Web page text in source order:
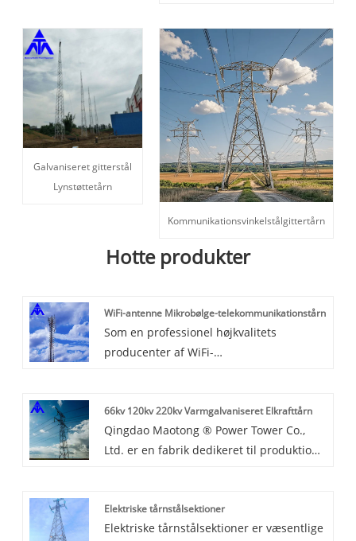
Galvaniseret gitterstål
Lynstøttetårn
Kommunikationsvinkelstålgittertårn
Hotte produkter
WiFi-antenne Mikrobølge-telekommunikationstårn
Som en professionel højkvalitets
producenter af WiFi-
antennemikrobølgetelekommunikationstårn
fra Mao Tong, og vi vil tilbyde dig den
bedste eftersalgsservice og rettidig
66kv 120kv 220kv Varmgalvaniseret Elkrafttårn
Qingdao Maotong ® Power Tower Co.,
Ltd. er en fabrik dedikeret til produktion
120kv 220kv Hot Galvanized Electric
Power Tower, Electrical Steel Tangent
Elektriske tårnstålsektioner
Elektriske tårnstålsektioner er væsentlige